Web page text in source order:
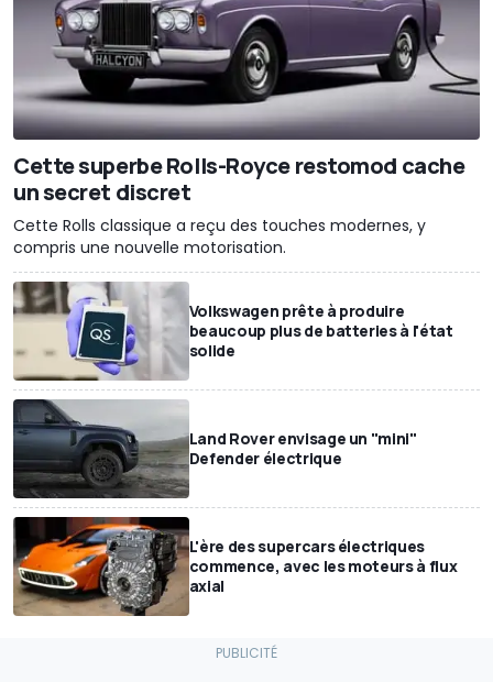
Cette superbe Rolls-Royce restomod cache
un secret discret
Cette Rolls classique a reçu des touches modernes, y
compris une nouvelle motorisation.
Volkswagen prête à produire
beaucoup plus de batteries à l'état
solide
Land Rover envisage un "mini"
Defender électrique
L'ère des supercars électriques
commence, avec les moteurs à flux
axial